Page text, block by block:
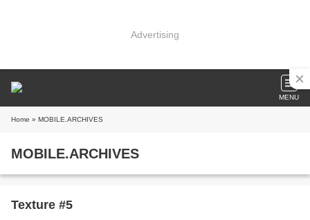
Advertising
MENU
Home » MOBILE.ARCHIVES
MOBILE.ARCHIVES
Texture #5